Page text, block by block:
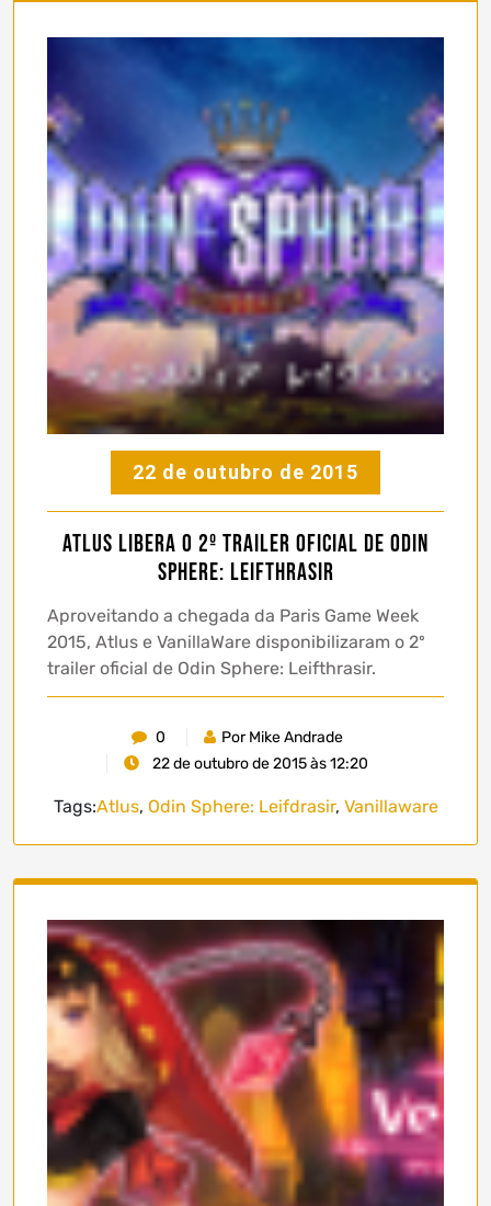
22 de outubro de 2015
Atlus libera o 2º trailer oficial de Odin
Sphere: Leifthrasir
Aproveitando a chegada da Paris Game Week
2015, Atlus e VanillaWare disponibilizaram o 2º
trailer oficial de Odin Sphere: Leifthrasir.
0
Por Mike Andrade
22 de outubro de 2015 às 12:20
Tags:Atlus, Odin Sphere: Leifdrasir, Vanillaware